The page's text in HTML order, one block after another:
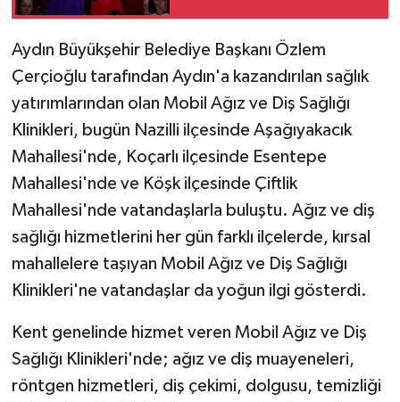
Aydın Büyükşehir Belediye Başkanı Özlem
Çerçioğlu tarafından Aydın'a kazandırılan sağlık
yatırımlarından olan Mobil Ağız ve Diş Sağlığı
Klinikleri, bugün Nazilli ilçesinde Aşağıyakacık
Mahallesi'nde, Koçarlı ilçesinde Esentepe
Mahallesi'nde ve Köşk ilçesinde Çiftlik
Mahallesi'nde vatandaşlarla buluştu. Ağız ve diş
sağlığı hizmetlerini her gün farklı ilçelerde, kırsal
mahallelere taşıyan Mobil Ağız ve Diş Sağlığı
Klinikleri'ne vatandaşlar da yoğun ilgi gösterdi.
Kent genelinde hizmet veren Mobil Ağız ve Diş
Sağlığı Klinikleri'nde; ağız ve diş muayeneleri,
röntgen hizmetleri, diş çekimi, dolgusu, temizliği